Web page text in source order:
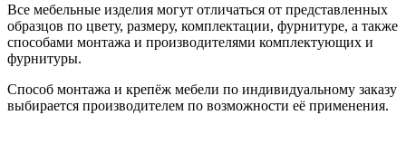
Все мебельные изделия могут отличаться от представленных
образцов по цвету, размеру, комплектации, фурнитуре, а также
способами монтажа и производителями комплектующих и
фурнитуры.
Способ монтажа и крепёж мебели по индивидуальному заказу
выбирается производителем по возможности её применения.